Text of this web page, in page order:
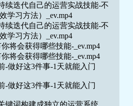
续迭代自己的运营实战技能-不
学习方法）_ev.mp4
续迭代自己的运营实战技能-不
学习方法）_ev.mp4
将会获得哪些技能-_ev.mp4
将会获得哪些技能-_ev.mp4
-做好这3件事-1天就能入门
-做好这3件事-1天就能入门
键词构建成独立的运营系统